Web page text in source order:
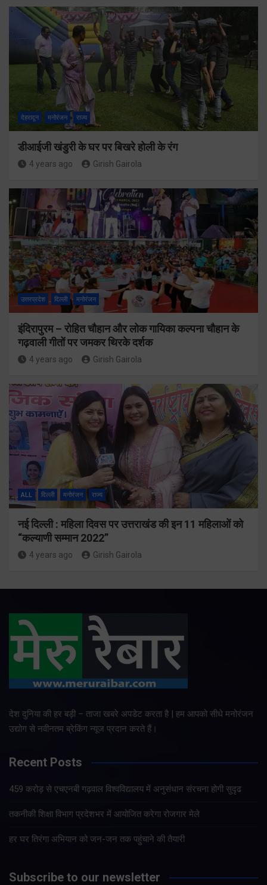
देहरादून मनोरंजन राज्य
डीआईजी खंडुरी के घर पर बिखरे होली के रंग
4 years ago Girish Gairola
उत्तरप्रदेश दिल्ली मनोरंजन
इंदिरापुरम – रोहित चौहान और लोक गायिका कल्पना चौहान के
गढ़वाली गीतों पर जमकर थिरके दर्शक
4 years ago Girish Gairola
ALL दिल्ली मनोरंजन राज्य
नई दिल्ली : महिला दिवस पर उत्तराखंड की इन 11 महिलाओं को
“कल्याणी सम्मान 2022”
4 years ago Girish Gairola
देश दुनिया की हर बड़ी – ताजा खबरे अपडेट करता है | हम आपको सीधे मनोरंजन
उद्योग से नवीनतम ब्रेकिंग न्यूज प्रदान करते हैं।
Recent Posts
459 करोड़ से एचएनबी गढ़वाल विश्वविद्यालय में अनुसंधान संरचना होगी सुदृढ
तकनीकी शिक्षा विभाग प्रदेशभर में आयोजित करेगा रोजगार मेले
हर घर तिरंगा अभियान को जन-जन तक पहुंचाने की तैयारी
Subscribe to our newsletter